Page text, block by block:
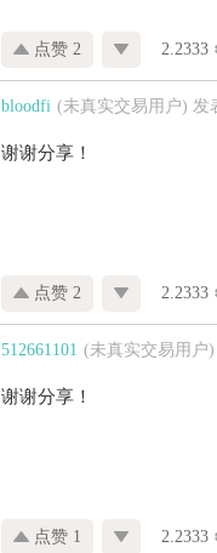
点赞 2 2.2333
bloodfi (未真实交易用户) 发
谢谢分享！
点赞 2 2.2333
512661101 (未真实交易用户)
谢谢分享！
点赞 1 2.2333